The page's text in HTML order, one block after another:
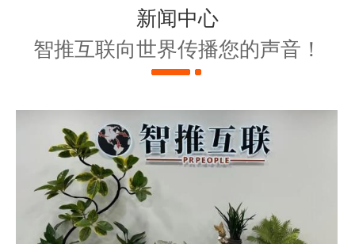
新闻中心
智推互联向世界传播您的声音！